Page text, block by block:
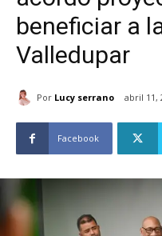
beneficiar a
Valledupar
Por Lucy serrano abril 11,
Facebook